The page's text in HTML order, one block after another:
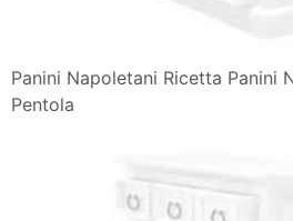
Panini Napoletani Ricetta Panini
Pentola